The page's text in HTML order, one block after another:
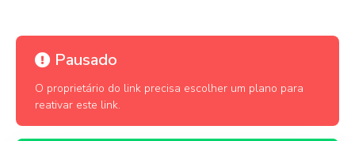
Pausado
O proprietário do link precisa escolher um plano para
reativar este link.